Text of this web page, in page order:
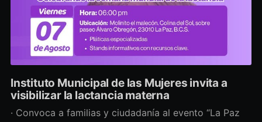
Instituto Municipal de las Mujeres invita a
visibilizar la lactancia materna
· Convoca a familias y ciudadanía al evento “La Paz